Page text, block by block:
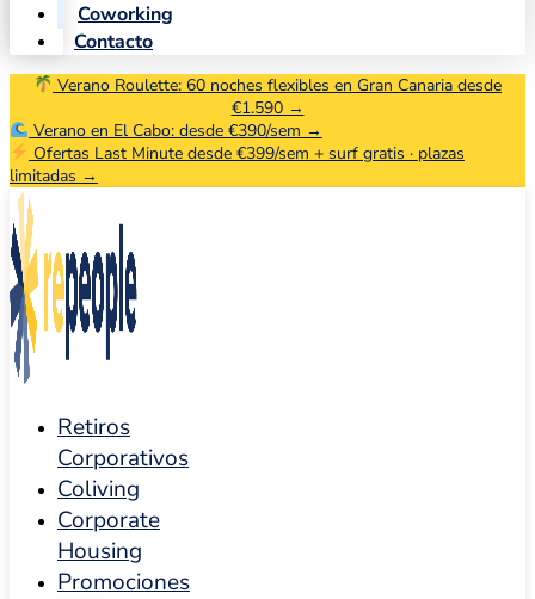
Coworking
Contacto
Verano Roulette: 60 noches flexibles en Gran Canaria desde
€1.590 →
Verano en El Cabo: desde €390/sem →
Ofertas Last Minute desde €399/sem + surf gratis · plazas
limitadas →
Retiros
Corporativos
Coliving
Corporate
Housing
Promociones